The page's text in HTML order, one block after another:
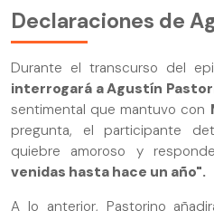
Declaraciones de
Durante el transcurso del
interrogará a Agustín
sentimental que mantuvo con
pregunta, el participante
quiebre amoroso y
venidas hasta hace un año".
A lo anterior, Pastorino